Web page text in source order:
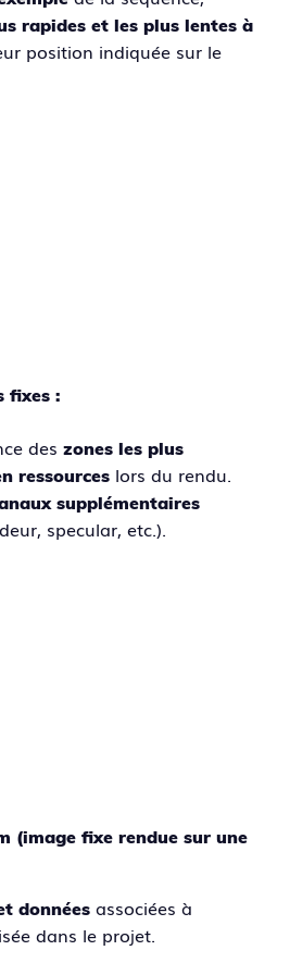
rapides et les plus lentes à
position indiquée sur le
fixes :
des zones les plus
ressources lors du rendu.
supplémentaires
specular, etc.).
(image fixe rendue sur une
données associées à
dans le projet.